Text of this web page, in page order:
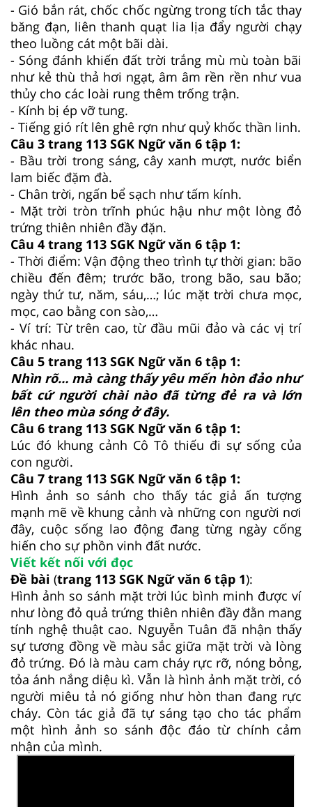
- Gió bắn rát, chốc chốc ngừng trong tích tắc thay
băng đạn, liên thanh quạt lia lịa đẩy người chạy
theo luồng cát một bãi dài.
- Sóng đánh khiến đất trời trắng mù mù toàn bãi
như kẻ thù thả hơi ngạt, âm âm rền rền như vua
thủy cho các loài rung thêm trống trận.
- Kính bị ép vỡ tung.
- Tiếng gió rít lên ghê rợn như quỷ khốc thần linh.
Câu 3 trang 113 SGK Ngữ văn 6 tập 1:
- Bầu trời trong sáng, cây xanh mượt, nước biển
lam biếc đặm đà.
- Chân trời, ngấn bể sạch như tấm kính.
- Mặt trời tròn trĩnh phúc hậu như một lòng đỏ
trứng thiên nhiên đầy đặn.
Câu 4 trang 113 SGK Ngữ văn 6 tập 1:
- Thời điểm: Vận động theo trình tự thời gian: bão
chiều đến đêm; trước bão, trong bão, sau bão;
ngày thứ tư, năm, sáu,…; lúc mặt trời chưa mọc,
mọc, cao bằng con sào,…
- Ví trí: Từ trên cao, từ đầu mũi đảo và các vị trí
khác nhau.
Câu 5 trang 113 SGK Ngữ văn 6 tập 1:
Nhìn rõ… mà càng thấy yêu mến hòn đảo như
bất cứ người chài nào đã từng đẻ ra và lớn
lên theo mùa sóng ở đây.
Câu 6 trang 113 SGK Ngữ văn 6 tập 1:
Lúc đó khung cảnh Cô Tô thiếu đi sự sống của
con người.
Câu 7 trang 113 SGK Ngữ văn 6 tập 1:
Hình ảnh so sánh cho thấy tác giả ấn tượng
mạnh mẽ về khung cảnh và những con người nơi
đây, cuộc sống lao động đang từng ngày cống
hiến cho sự phồn vinh đất nước.
Viết kết nối với đọc
Đề bài (trang 113 SGK Ngữ văn 6 tập 1):
Hình ảnh so sánh mặt trời lúc bình minh được ví
như lòng đỏ quả trứng thiên nhiên đầy đằn mang
tính nghệ thuật cao. Nguyễn Tuân đã nhận thấy
sự tương đồng về màu sắc giữa mặt trời và lòng
đỏ trứng. Đó là màu cam cháy rực rỡ, nóng bỏng,
tỏa ánh nắng diệu kì. Vẫn là hình ảnh mặt trời, có
người miêu tả nó giống như hòn than đang rực
cháy. Còn tác giả đã tự sáng tạo cho tác phẩm
một hình ảnh so sánh độc đáo từ chính cảm
nhận của mình.